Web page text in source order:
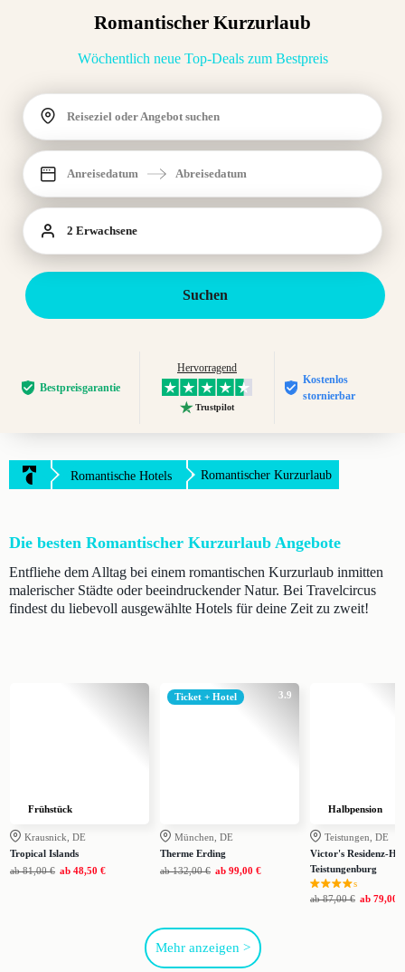
Romantischer Kurzurlaub
Wöchentlich neue Top-Deals zum Bestpreis
Reiseziel oder Angebot suchen
Anreisedatum Abreisedatum
2 Erwachsene
Suchen
Bestpreis­garantie
Hervorragend
Trustpilot
Kostenlos
stornierbar
Romantische Hotels Romantischer Kurzurlaub
Die besten Romantischer Kurzurlaub Angebote
Entfliehe dem Alltag bei einem romantischen Kurzurlaub inmitten
malerischer Städte oder beeindruckender Natur. Bei Travelcircus
findest du liebevoll ausgewählte Hotels für deine Zeit zu zweit!
Frühstück
Krausnick, DE
Tropical Islands
ab 81,00 € ab 48,50 €
3.9
Ticket + Hotel
München, DE
Therme Erding
ab 132,00 € ab 99,00 €
Halbpension
Teistungen, DE
Victor's Residenz-
Teistungenburg
s
ab 87,00 € ab 79,00 €
Mehr anzeigen >